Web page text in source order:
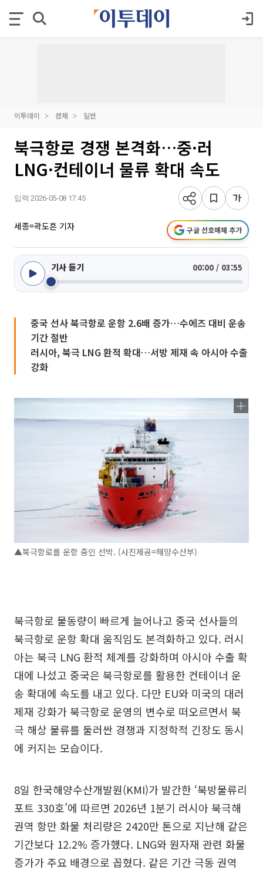
이투데이 경제 일반
북극항로 경쟁 본격화…중·러
LNG·컨테이너 물류 확대 속도
입력 2026-05-08 17:45
세종=곽도흔 기자 구글 선호매체 추가
기사 듣기 00:00 / 03:55
중국 선사 북극항로 운항 2.6배 증가…수에즈 대비 운송
기간 절반
러시아, 북극 LNG 환적 확대…서방 제재 속 아시아 수출
강화
▲북극항로를 운항 중인 선박. (사진제공=해양수산부)
북극항로 물동량이 빠르게 늘어나고 중국 선사들의
북극항로 운항 확대 움직임도 본격화하고 있다. 러시
아는 북극 LNG 환적 체계를 강화하며 아시아 수출 확
대에 나섰고 중국은 북극항로를 활용한 컨테이너 운
송 확대에 속도를 내고 있다. 다만 EU와 미국의 대러
제재 강화가 북극항로 운영의 변수로 떠오르면서 북
극 해상 물류를 둘러싼 경쟁과 지정학적 긴장도 동시
에 커지는 모습이다.
8일 한국해양수산개발원(KMI)가 발간한 ‘북방물류리
포트 330호’에 따르면 2026년 1분기 러시아 북극해
권역 항만 화물 처리량은 2420만 톤으로 지난해 같은
기간보다 12.2% 증가했다. LNG와 원자재 관련 화물
증가가 주요 배경으로 꼽혔다. 같은 기간 극동 권역